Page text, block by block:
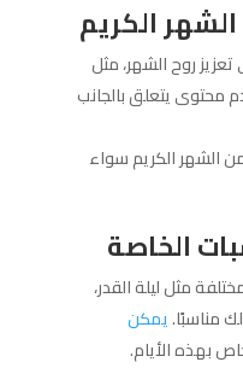
الكريم
روح الشهر، مثل
محتوى يتعلق بالجانب
الشهر الكريم سواء
الخاصة
مثل ليلة القدر،
مناسبًا.يمكن
بهذه الأيام.